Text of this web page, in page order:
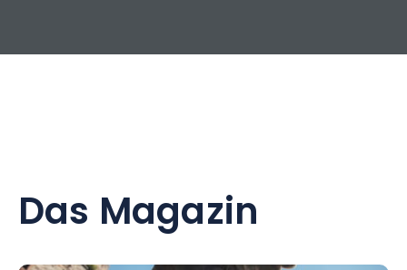
Das Magazin